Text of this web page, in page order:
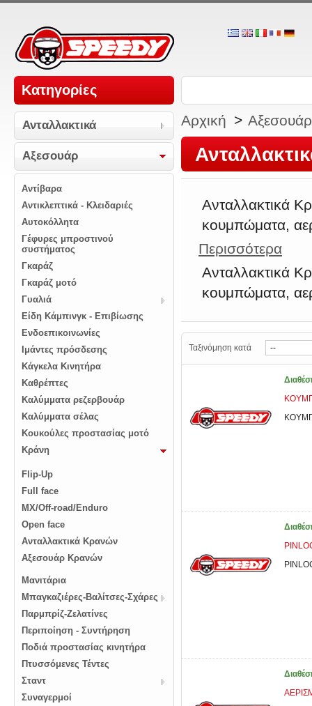
Κατηγορίες
Ανταλλακτικά
Αξεσουάρ
Αντίβαρα
Αντικλεπτικά - Κλειδαριές
Αυτοκόλλητα
Γέφυρες μπροστινού
συστήματος
Γκαράζ
Γκαράζ μοτό
Γυαλιά
Είδη Κάμπινγκ - Επιβίωσης
Ενδοεπικοινωνίες
Ιμάντες πρόσδεσης
Κάγκελα Κινητήρα
Καθρέπτες
Καλύμματα ρεζερβουάρ
Καλύμματα σέλας
Κουκούλες προστασίας μοτό
Κράνη
Flip-Up
Full face
MX/Off-road/Enduro
Open face
Ανταλλακτικά Κρανών
Αξεσουάρ Κρανών
Μανιτάρια
Μπαγκαζιέρες-Βαλίτσες-Σχάρες
Παρμπρίζ-Ζελατίνες
Περιποίηση - Συντήρηση
Ποδιά προστασίας κινητήρα
Πτυσσόμενες Τέντες
Σταντ
Συναγερμοί
Αρχική > Αξεσουάρ
Ανταλλακτικά
κουμπώματα,
Περισσότερα
Ανταλλακτικά
κουμπώματα,
Ταξινόμηση κατά